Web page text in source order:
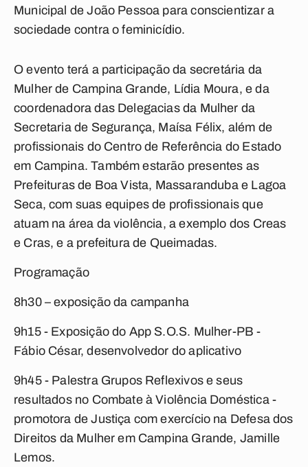
Municipal de João Pessoa para conscientizar a
sociedade contra o feminicídio.
O evento terá a participação da secretária da
Mulher de Campina Grande, Lídia Moura, e da
coordenadora das Delegacias da Mulher da
Secretaria de Segurança, Maísa Félix, além de
profissionais do Centro de Referência do Estado
em Campina. Também estarão presentes as
Prefeituras de Boa Vista, Massaranduba e Lagoa
Seca, com suas equipes de profissionais que
atuam na área da violência, a exemplo dos Creas
e Cras, e a prefeitura de Queimadas.
Programação
8h30 – exposição da campanha
9h15 - Exposição do App S.O.S. Mulher-PB -
Fábio César, desenvolvedor do aplicativo
9h45 - Palestra Grupos Reflexivos e seus
resultados no Combate à Violência Doméstica -
promotora de Justiça com exercício na Defesa dos
Direitos da Mulher em Campina Grande, Jamille
Lemos.